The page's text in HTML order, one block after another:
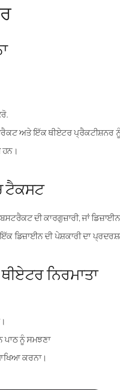
ਅਤੇ ਇੱਕ ਥੀਏਟਰ ਪ੍ਰੈਕਟੀਸ਼ਨਰ
ਹਨ।
ਟੈਕਸਟ
ਦੀ ਕਾਰਗੁਜ਼ਾਰੀ, ਜਾਂ ਡਿਜ਼ਾਈਨ
ਡਿਜ਼ਾਈਨ ਦੀ ਪੇਸ਼ਕਾਰੀ ਦਾ
ਨਿਰਮਾਤਾ
ਪਾਠ ਨੂੰ ਸਮਝਣਾ
ਕਰਨਾ।